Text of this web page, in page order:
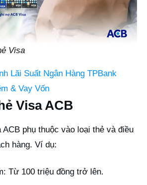
Visa
Lãi Suất Ngân Hàng TPBank
& Vay Vốn
Visa ACB
phụ thuộc vào loại thẻ và điều
hàng. Ví dụ:
Từ 100 triệu đồng trở lên.